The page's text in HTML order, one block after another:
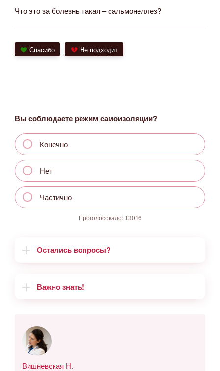
Что это за болезнь такая – сальмонеллез?
Спасибо Не подходит
Вы соблюдаете режим самоизоляции?
Конечно
Нет
Частично
Проголосовало: 13016
Остались вопросы?
Важно знать!
Вишневская Н.